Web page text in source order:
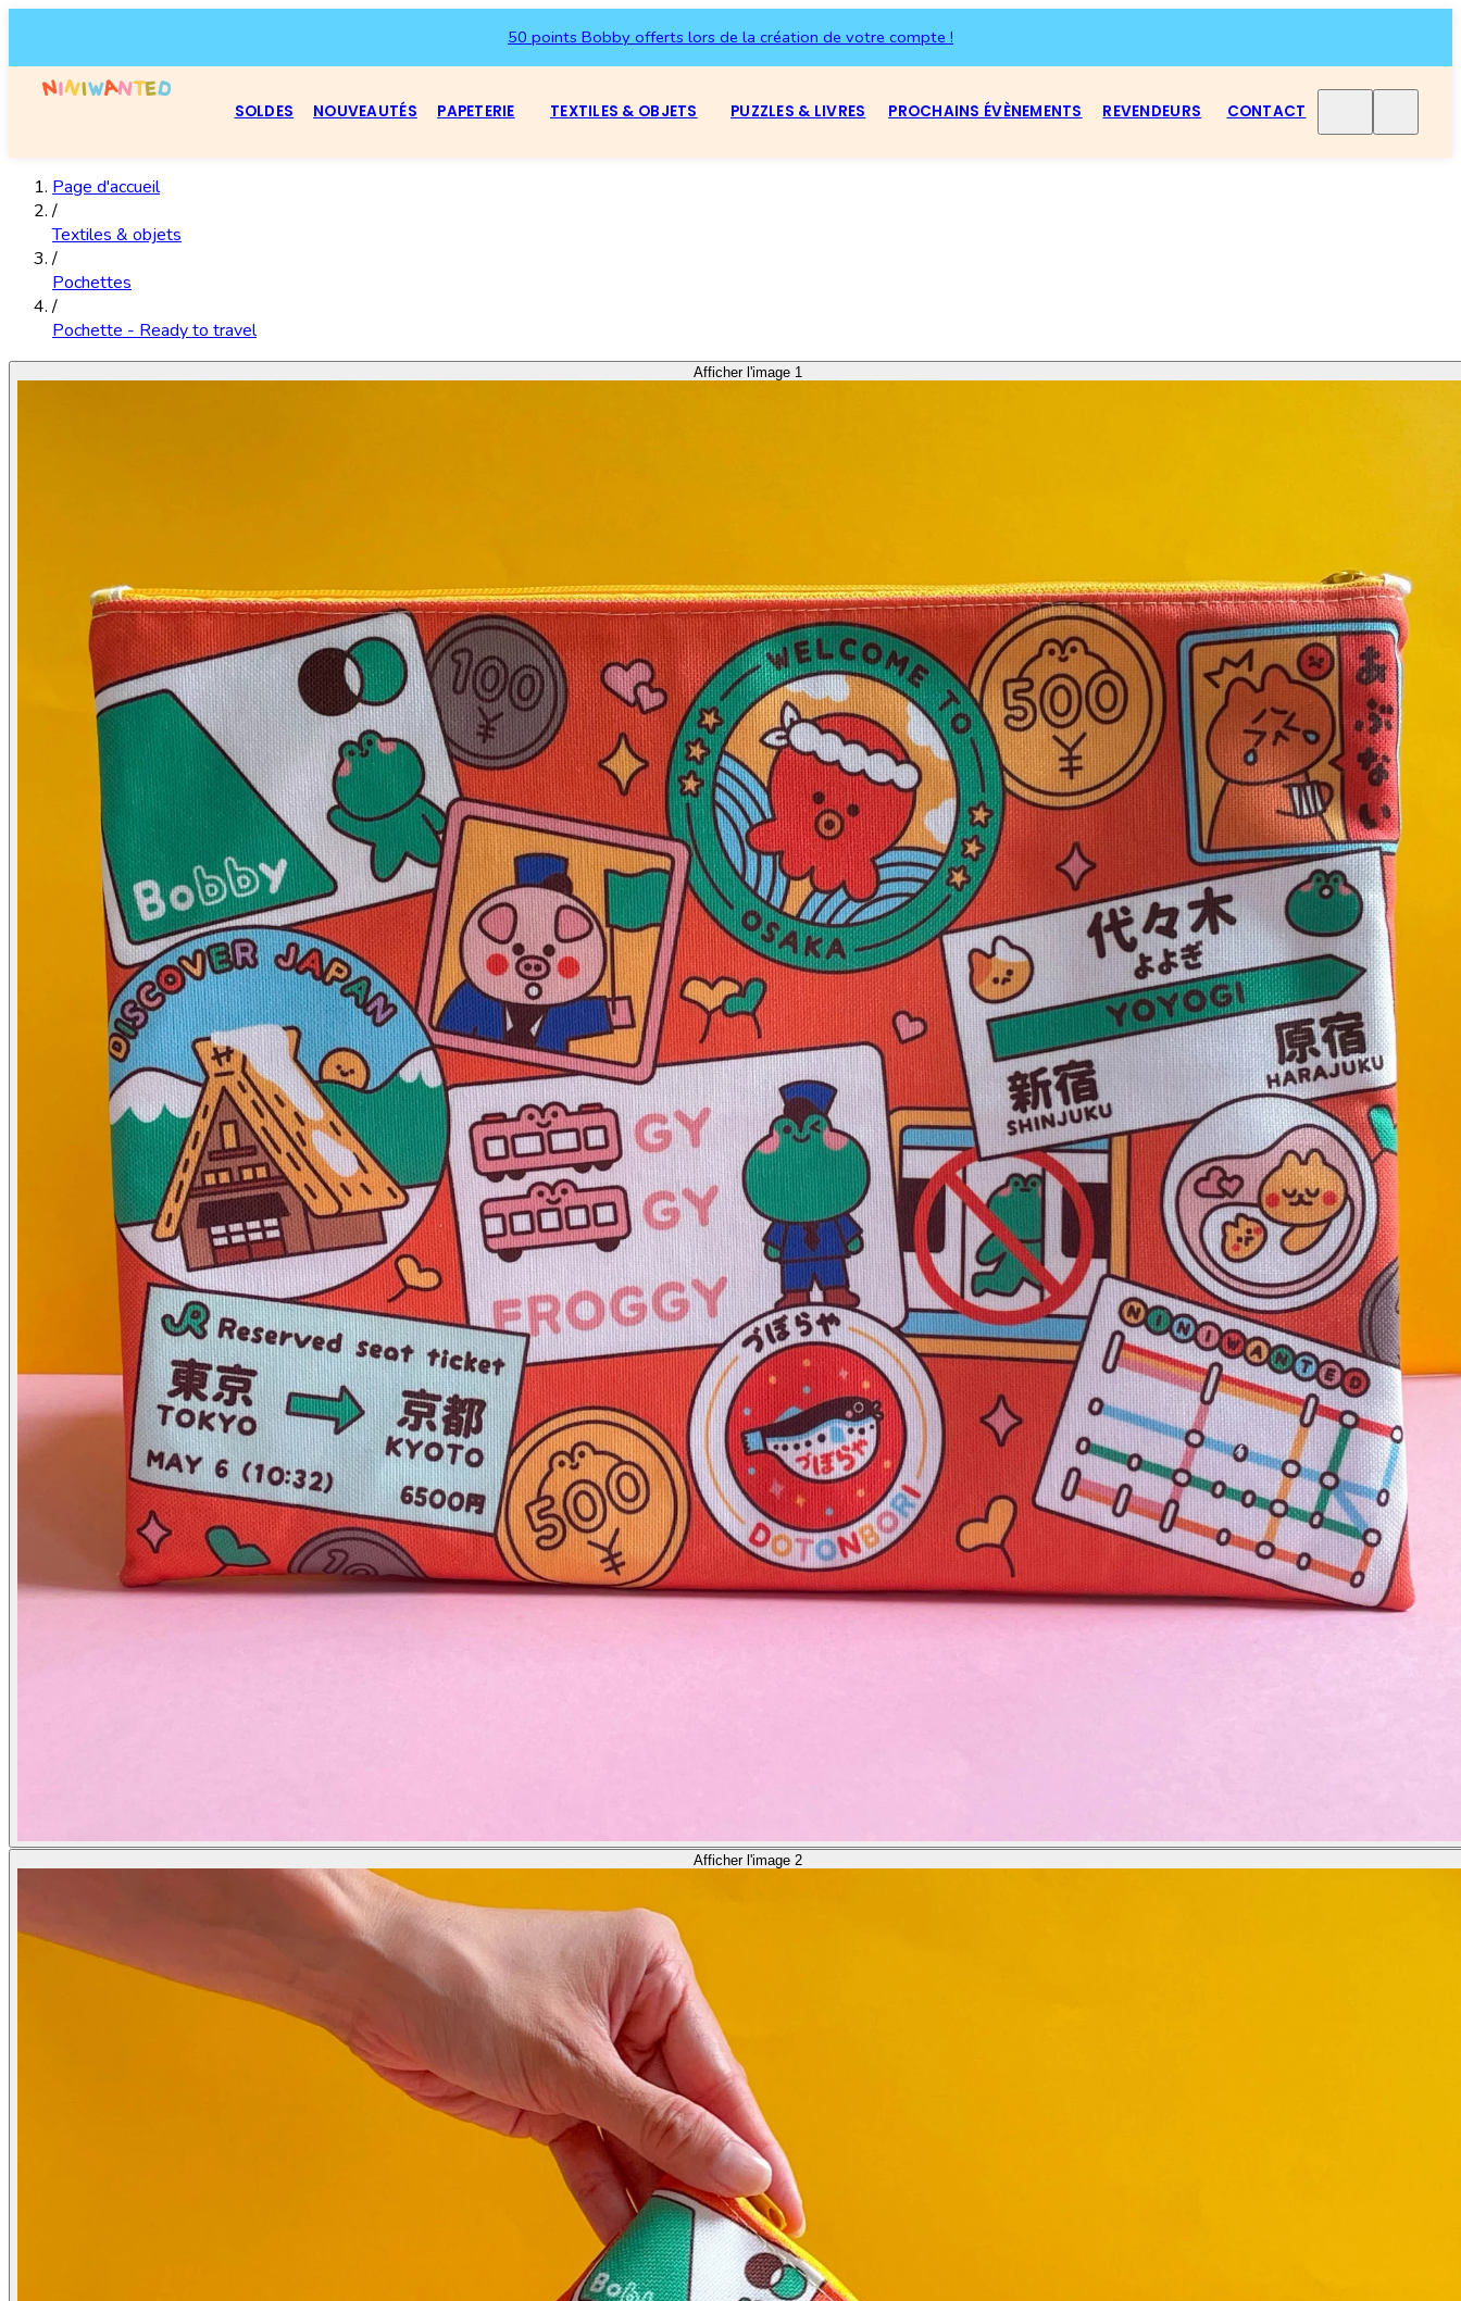
50 points Bobby offerts lors de la création de votre compte !
PAPETERIE TEXTILES & OBJETS PUZZLES & LIVRES
NOUVEAUTÉS
SOLDES PROCHAINS ÉVÈNEMENTS CONTACT
REVENDEURS
Page d'accueil
/
Textiles & objets
/
Pochettes
/
Pochette - Ready to travel
Afficher l'image 1
Afficher l'image 2